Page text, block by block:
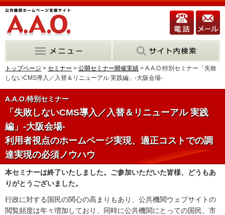
トップページ > セミナー > 公開セミナー開催実績 > A.A.O.特別セミナー「失敗
しないCMS導入／入替＆リニューアル 実践編」-大阪会場-
A.A.O.特別セミナー
「失敗しないCMS導入／入替＆リニューアル 実践
編」-大阪会場-
利用者視点のホームページ実現、適正コストでの調
達実現の必須ノウハウ
本セミナーは終了いたしました。ご参加いただいた皆様、どうもあ
りがとうございました。
行政に対する国民の関心の高まりもあり、公共機関ウェブサイトの
閲覧頻度は年々増加しており、同時に公共機関にとっての国民、市